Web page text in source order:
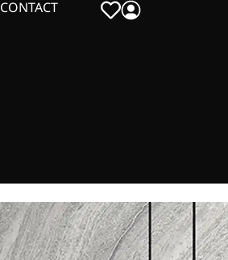
CONTACT